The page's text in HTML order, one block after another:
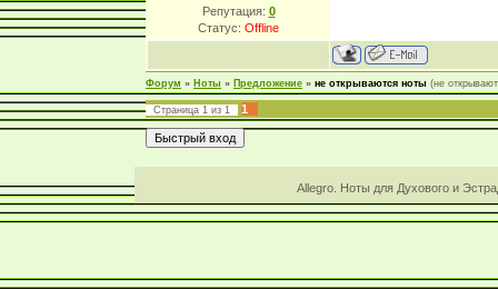
Репутация: 0
Статус: Offline
Форум » Ноты » Предложение » не открываются ноты (не
Страница 1 из 1 1
Allegro. Ноты для Духового и